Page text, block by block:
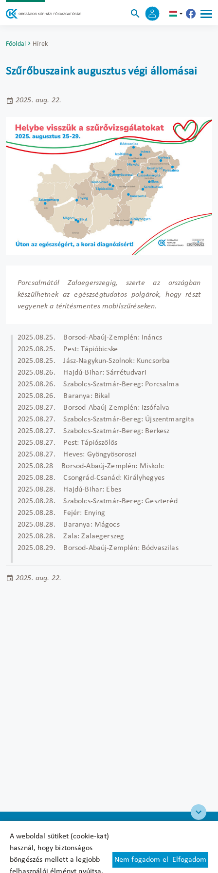
A weboldal sütiket (cookie-kat)
használ, hogy biztonságos
böngészés mellett a legjobb
Nem fogadom el Elfogadom
Főoldal Hírek
Szűrőbuszaink augusztus végi állomásai
2025. aug. 22.
Porcsalmától Zalaegerszegig, szerte az országban
készülhetnek az egészségtudatos polgárok, hogy részt
vegyenek a térítésmentes mobilszűréseken.
2025.08.25. Borsod-Abaúj-Zemplén: Ináncs
2025.08.25. Pest: Tápióbicske
2025.08.25. Jász-Nagykun-Szolnok: Kuncsorba
2025.08.26. Hajdú-Bihar: Sárrétudvari
2025.08.26. Szabolcs-Szatmár-Bereg: Porcsalma
2025.08.26. Baranya: Bikal
2025.08.27. Borsod-Abaúj-Zemplén: Izsófalva
2025.08.27. Szabolcs-Szatmár-Bereg: Újszentmargita
2025.08.27. Szabolcs-Szatmár-Bereg: Berkesz
2025.08.27. Pest: Tápiószőlős
2025.08.27. Heves: Gyöngyösoroszi
2025.08.28 Borsod-Abaúj-Zemplén: Miskolc
2025.08.28. Csongrád-Csanád: Királyhegyes
2025.08.28. Hajdú-Bihar: Ebes
2025.08.28. Szabolcs-Szatmár-Bereg: Geszteréd
2025.08.28. Fejér: Enying
2025.08.28. Baranya: Mágocs
2025.08.28. Zala: Zalaegerszeg
2025.08.29. Borsod-Abaúj-Zemplén: Bódvaszilas
2025. aug. 22.
Felhasználási feltételek